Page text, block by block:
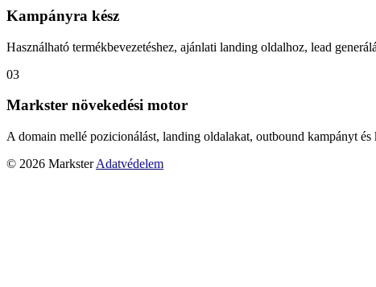
Kampányra kész
Használható termékbevezetéshez, ajánlati landing oldalhoz, lead
03
Markster növekedési motor
A domain mellé pozicionálást, landing oldalakat, outbound kampányt
© 2026 Markster Adatvédelem